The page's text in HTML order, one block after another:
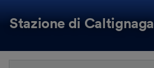
Stazione di Caltignaga